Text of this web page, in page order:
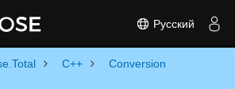
Русский
C++ Conversion